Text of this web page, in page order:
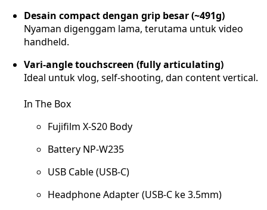
Desain compact dengan grip besar (~491g)
Nyaman digenggam lama, terutama untuk video
handheld.
Vari-angle touchscreen (fully articulating)
Ideal untuk vlog, self-shooting, dan content vertical.
In The Box
Fujifilm X-S20 Body
Battery NP-W235
USB Cable (USB-C)
Headphone Adapter (USB-C ke 3.5mm)